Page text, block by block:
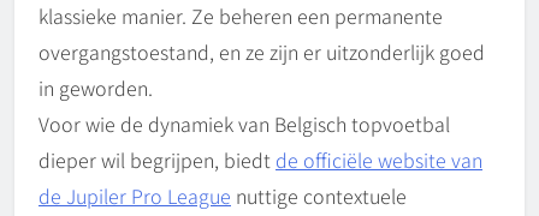
klassieke manier. Ze beheren een permanente
overgangstoestand, en ze zijn er uitzonderlijk goed
in geworden.
Voor wie de dynamiek van Belgisch topvoetbal
dieper wil begrijpen, biedt de officiële website van
de Jupiler Pro League nuttige contextuele